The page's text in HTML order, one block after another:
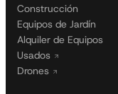
Construcción
Equipos de Jardín
Alquiler de Equipos
Usados
Drones